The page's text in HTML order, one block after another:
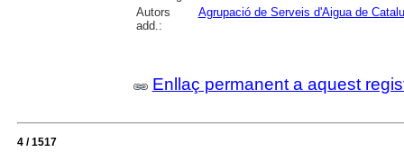
Autors
add.:
Agrupació de Serveis d'Aigua de
Enllaç permanent a aquest
4 / 1517